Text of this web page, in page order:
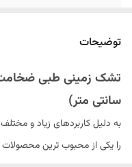
کاور پلاستیکی تشک
وزن ۶.۵ کیلوگرم
ارتفاع تشک
توضیحات
سانتی متر)
به دلیل کاربردهای زیاد و
را یکی از محبوب ترین